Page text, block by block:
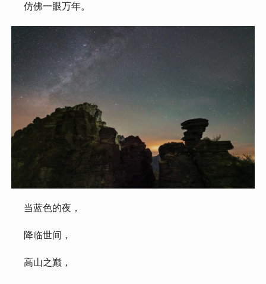
仿佛一眼万年。
当蓝色的夜，
降临世间，
高山之巅，